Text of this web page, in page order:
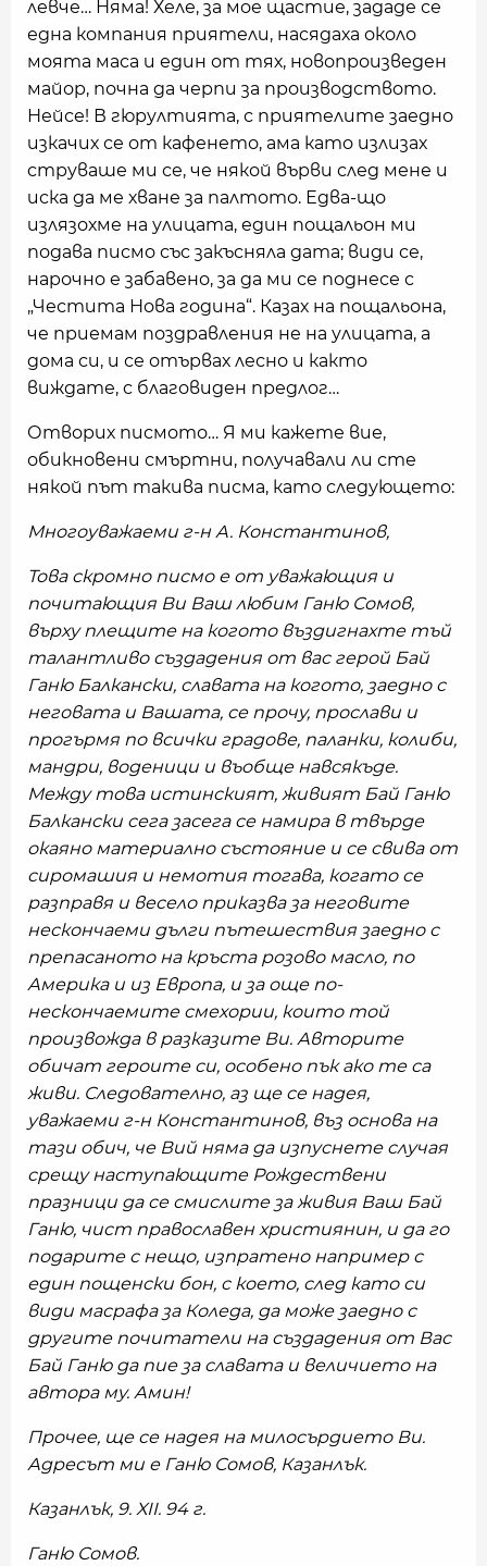
левче… Няма! Хеле, за мое щастие, зададе се
една компания приятели, насядаха около
моята маса и един от тях, новопроизведен
майор, почна да черпи за производството.
Нейсе! В гюрултията, с приятелите заедно
изкачих се от кафенето, ама като излизах
струваше ми се, че някой върви след мене и
иска да ме хване за палтото. Едва-що
излязохме на улицата, един пощальон ми
подава писмо със закъсняла дата; види се,
нарочно е забавено, за да ми се поднесе с
„Честита Нова година“. Казах на пощальона,
че приемам поздравления не на улицата, а
дома си, и се отървах лесно и както
виждате, с благовиден предлог…
Отворих писмото… Я ми кажете вие,
обикновени смъртни, получавали ли сте
някой път такива писма, като следующето:
Многоуважаеми г-н А. Константинов,
Това скромно писмо е от уважающия и
почитающия Ви Ваш любим Ганю Сомов,
върху плещите на когото въздигнахте тъй
талантливо създадения от вас герой Бай
Ганю Балкански, славата на когото, заедно с
неговата и Вашата, се прочу, прослави и
прогърмя по всички градове, паланки, колиби,
мандри, воденици и въобще навсякъде.
Между това истинският, живият Бай Ганю
Балкански сега засега се намира в твърде
окаяно материално състояние и се свива от
сиромашия и немотия тогава, когато се
разправя и весело приказва за неговите
нескончаеми дълги пътешествия заедно с
препасаното на кръста розово масло, по
Америка и из Европа, и за още по-
нескончаемите смехории, които той
произвожда в разказите Ви. Авторите
обичат героите си, особено пък ако те са
живи. Следователно, аз ще се надея,
уважаеми г-н Константинов, въз основа на
тази обич, че Вий няма да изпуснете случая
срещу наступающите Рождествени
празници да се смислите за живия Ваш Бай
Ганю, чист православен християнин, и да го
подарите с нещо, изпратено например с
един пощенски бон, с което, след като си
види масрафа за Коледа, да може заедно с
другите почитатели на създадения от Вас
Бай Ганю да пие за славата и величието на
автора му. Амин!
Прочее, ще се надея на милосърдието Ви.
Адресът ми е Ганю Сомов, Казанлък.
Казанлък, 9. XII. 94 г.
Ганю Сомов.